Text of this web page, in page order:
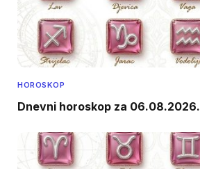
HOROSKOP
Dnevni horoskop za 06.08.2026.